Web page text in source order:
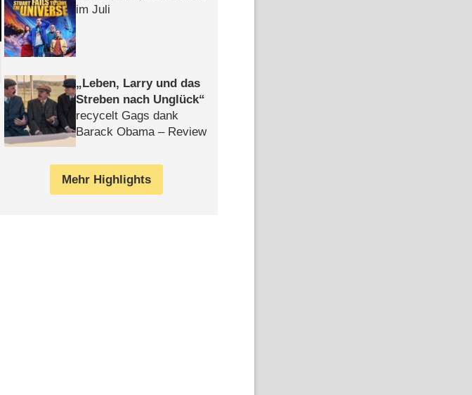
im Juli
Leben, Larry und das
Streben nach Unglück
recycelt Gags dank
Barack Obama – Review
Mehr Highlights